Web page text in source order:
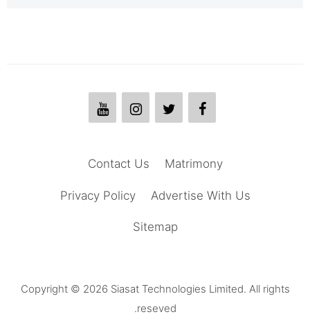
Matrimony
Contact Us
Advertise With Us
Privacy Policy
Sitemap
Copyright © 2026 Siasat Technologies Limited. All rights
reseved.